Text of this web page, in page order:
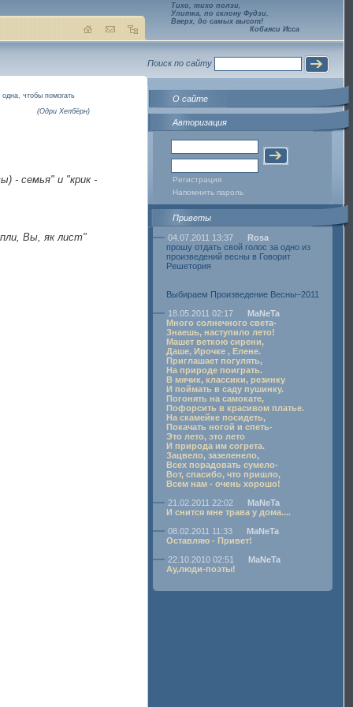
чтобы помогать
(Одри Хепбёрн)
- семья" и "крик -
Вы, як лист"
Тихо, тихо ползи,
Улитка, по склону Фудзи,
Вверх, до самых высот!
Кобаяси Исса
Поиск по сайту
О сайте
Авторизация
Регистрация
Напомнить пароль
Приветы
04.07.2011 13:37
Rosa
прошу отдать свой голос за одно из
произведений весны в Говорит
Решетория
Выбираем Произведение Весны–2011
18.05.2011 02:17
MaNeTa
Много солнечного света-
Знаешь, наступило лето!
Машет веткою сирени,
Даше, Ирочке , Елене.
Приглашает погулять,
На природе поиграть.
В мячик, классики, резинку
И поймать в саду пушинку.
Погонять на самокате,
Пофорсить в красивом платье.
На скамейке посидеть,
Покачать ногой и спеть-
Это лето, это лето
И природа им согрета.
Зацвело, зазеленело,
Всех порадовать сумело-
Вот, спасибо, что пришло,
Всем нам - очень хорошо!
21.02.2011 22:02
MaNeTa
И снится мне трава у дома....
08.02.2011 11:33
MaNeTa
Оставляю - Привет!
22.10.2010 02:51
MaNeTa
Ау,люди-поэты!